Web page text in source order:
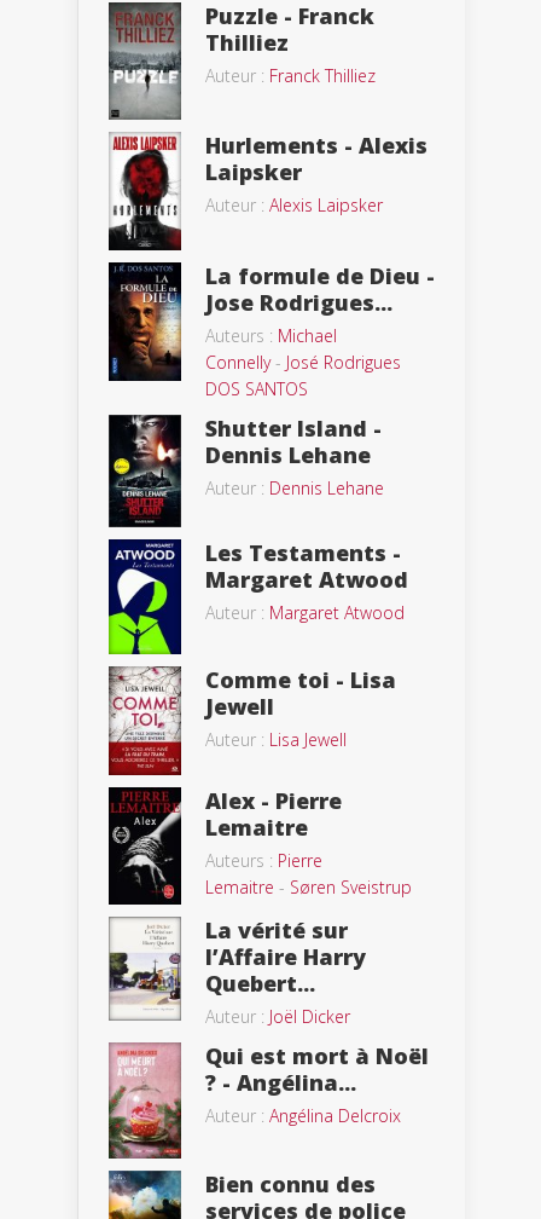
Puzzle - Franck
Thilliez
Auteur : Franck Thilliez
Hurlements - Alexis
Laipsker
Auteur : Alexis Laipsker
La formule de Dieu -
Jose Rodrigues...
Auteurs : Michael
Connelly- José Rodrigues
DOS SANTOS
Shutter Island -
Dennis Lehane
Auteur : Dennis Lehane
Les Testaments -
Margaret Atwood
Auteur : Margaret Atwood
Comme toi - Lisa
Jewell
Auteur : Lisa Jewell
Alex - Pierre
Lemaitre
Auteurs : Pierre
Lemaitre - Søren Sveistrup
La vérité sur
l’Affaire Harry
Quebert...
Auteur : Joël Dicker
Qui est mort à Noël
? - Angélina...
Auteur : Angélina Delcroix
Bien connu des
services de police